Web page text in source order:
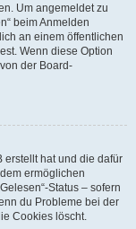
Um angemeldet zu
beim Anmelden
an einem öffentlichen
Wenn diese Option
der Board-
erstellt hat und die dafür
ermöglichen
Status – sofern
du Probleme bei der
Cookies löscht.